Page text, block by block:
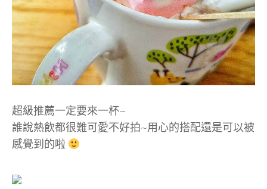
超級推薦一定要來一杯~
誰說熱飲都很難可愛不好拍~用心的搭配還是可以被
感覺到的啦